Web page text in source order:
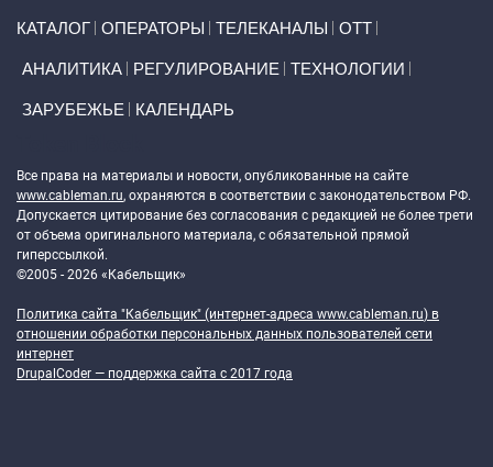
КАТАЛОГ ОПЕРАТОРЫ ТЕЛЕКАНАЛЫ ОТТ
АНАЛИТИКА РЕГУЛИРОВАНИЕ ТЕХНОЛОГИИ
ЗАРУБЕЖЬЕ КАЛЕНДАРЬ
Все права на материалы и новости, опубликованные на сайте
www.cableman.ru, охраняются в соответствии с законодательством РФ.
Допускается цитирование без согласования с редакцией не более трети
от объема оригинального материала, с обязательной прямой
гиперссылкой.
©2005 - 2026 «Кабельщик»
Политика сайта "Кабельщик" (интернет-адреса www.cableman.ru) в
отношении обработки персональных данных пользователей сети
интернет
DrupalCoder — поддержка сайта c 2017 года